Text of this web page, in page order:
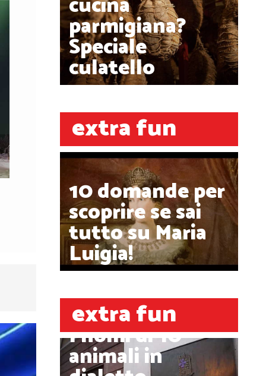
parmigiana?
Speciale
culatello
extra fun
10 domande per
scoprire se sai
tutto su Maria
Luigia!
extra fun
I nomi di 10
animali in